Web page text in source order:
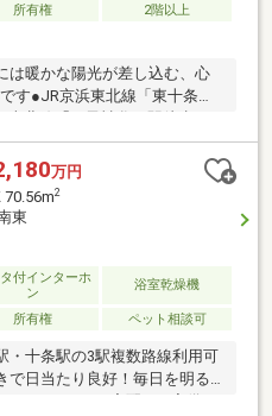
所有権
2階以上
は暖かな陽光が差し込む、心
す●JR京浜東北線「東十条」
北線「王子神谷」駅徒歩5
徒歩15分、3路線3駅利用可能
セスを実現●大規模マンショ
共用施設 （緑があふれる２つ
ールームやキッズルーム、カ
ークインクローゼット、布団
お部屋の広さと豊富な収納力
の良い間取りです●新築時施
面に姿見 ◇室内干し用のホス
板のシステムキッチン 等
万円
70.56m2
東
付インターホ
ン
浴室乾燥機
所有権 ペット相談可
・十条駅の3駅複数路線利用可
日当たり良好！毎日を明る
ートロック＆宅配BOX完備。